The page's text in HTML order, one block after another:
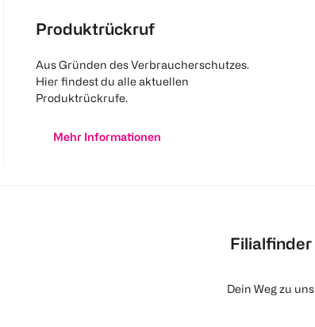
Produktrückruf
Aus Gründen des Verbraucherschutzes.
Hier findest du alle aktuellen
Produktrückrufe.
Mehr Informationen
Filialfinder
Dein Weg zu uns